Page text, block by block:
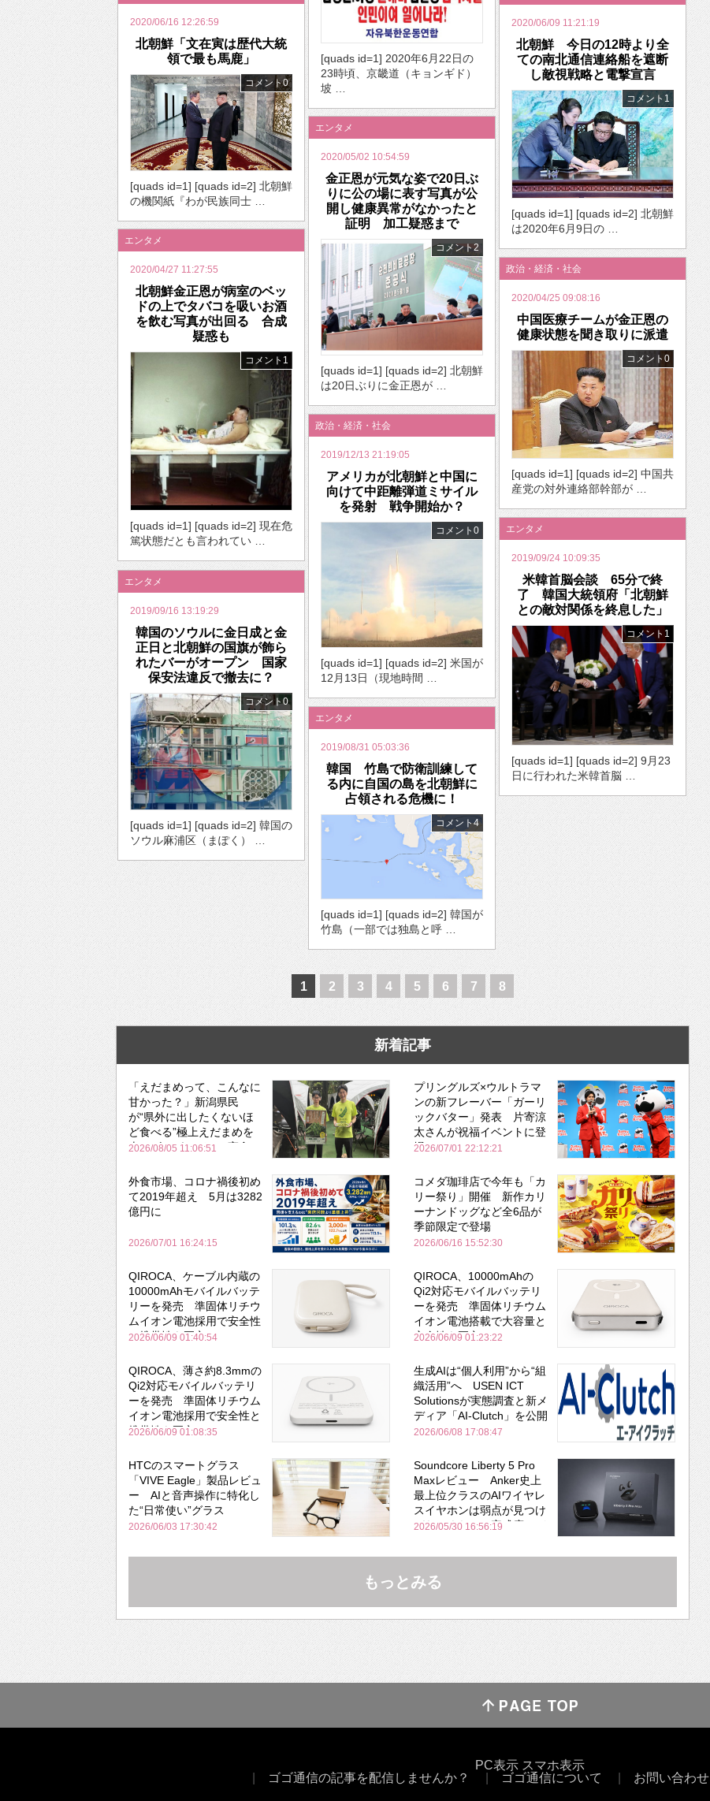
[quads id=1] 2020年6月22日の
23時頃、京畿道（キョンギド）
坡 …
2020/06/16 12:26:59
北朝鮮「文在寅は歴代大統
領で最も馬鹿」
コメント0
[quads id=1] [quads id=2] 北朝鮮
の機関紙『わが民族同士 …
2020/06/09 11:21:19
北朝鮮 今日の12時より全
ての南北通信連絡船を遮断
し敵視戦略と電撃宣言
コメント1
[quads id=1] [quads id=2] 北朝鮮
は2020年6月9日の …
エンタメ
2020/05/02 10:54:59
金正恩が元気な姿で20日ぶ
りに公の場に表す写真が公
開し健康異常がなかったと
証明 加工疑惑まで
コメント2
[quads id=1] [quads id=2] 北朝鮮
は20日ぶりに金正恩が …
エンタメ
2020/04/27 11:27:55
北朝鮮金正恩が病室のベッ
ドの上でタバコを吸いお酒
を飲む写真が出回る 合成
疑惑も
コメント1
[quads id=1] [quads id=2] 現在危
篤状態だとも言われてい …
政治・経済・社会
2020/04/25 09:08:16
中国医療チームが金正恩の
健康状態を聞き取りに派遣
コメント0
[quads id=1] [quads id=2] 中国共
産党の対外連絡部幹部が …
政治・経済・社会
2019/12/13 21:19:05
アメリカが北朝鮮と中国に
向けて中距離弾道ミサイル
を発射 戦争開始か？
コメント0
[quads id=1] [quads id=2] 米国が
12月13日（現地時間 …
エンタメ
2019/09/24 10:09:35
米韓首脳会談 65分で終
了 韓国大統領府「北朝鮮
との敵対関係を終息した」
コメント1
[quads id=1] [quads id=2] 9月23
日に行われた米韓首脳 …
エンタメ
2019/09/16 13:19:29
韓国のソウルに金日成と金
正日と北朝鮮の国旗が飾ら
れたバーがオープン 国家
保安法違反で撤去に？
コメント0
[quads id=1] [quads id=2] 韓国の
ソウル麻浦区（まぽく） …
エンタメ
2019/08/31 05:03:36
韓国 竹島で防衛訓練して
る内に自国の島を北朝鮮に
占領される危機に！
コメント4
[quads id=1] [quads id=2] 韓国が
竹島（一部では独島と呼 …
1 2 3 4 5 6 7 8
新着記事
「えだまめって、こんなに
甘かった？」新潟県民
が“県外に出したくないほ
ど食べる”極上えだまめを
森のビアガーデンで実食
2026/08/05 11:06:51
プリングルズ×ウルトラマ
ンの新フレーバー「ガーリ
ックバター」発表 片寄涼
太さんが祝福イベントに登
場
2026/07/01 22:12:21
外食市場、コロナ禍後初め
て2019年超え 5月は3282
億円に
2026/07/01 16:24:15
コメダ珈琲店で今年も「カ
リー祭り」開催 新作カリ
ーナンドッグなど全6品が
季節限定で登場
2026/06/16 15:52:30
QIROCA、ケーブル内蔵の
10000mAhモバイルバッテ
リーを発売 準固体リチウ
ムイオン電池採用で安全性
と携帯性を両立
2026/06/09 01:40:54
QIROCA、10000mAhの
Qi2対応モバイルバッテリ
ーを発売 準固体リチウム
イオン電池搭載で大容量と
安全性を両立
2026/06/09 01:23:22
QIROCA、薄さ約8.3mmの
Qi2対応モバイルバッテリ
ーを発売 準固体リチウム
イオン電池採用で安全性と
携帯性を両立
2026/06/09 01:08:35
生成AIは“個人利用”から“組
織活用”へ USEN ICT
Solutionsが実態調査と新メ
ディア「AI-Clutch」を公開
2026/06/08 17:08:47
HTCのスマートグラス
「VIVE Eagle」製品レビュ
ー AIと音声操作に特化し
た“日常使い”グラス
2026/06/03 17:30:42
Soundcore Liberty 5 Pro
Maxレビュー Anker史上
最上位クラスのAIワイヤレ
スイヤホンは弱点が見つけ
づらいくらいの完成度にび
Bose並み
2026/05/30 16:56:19
もっとみる
PC表示 スマホ表示
ゴゴ通信の記事を配信しませんか？
ゴゴ通信について お問い合わせ